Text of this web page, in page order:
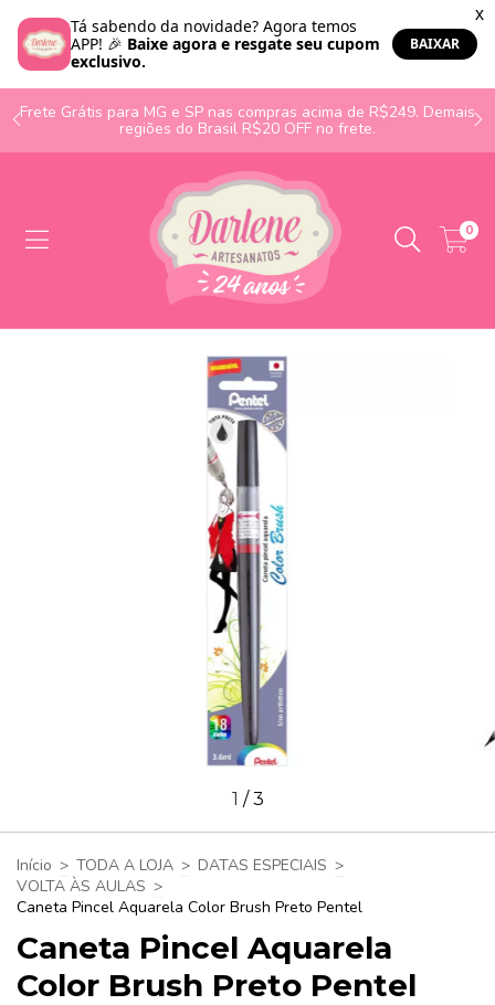
Frete Grátis para MG e SP nas compras acima de R$249. Demais
regiões do Brasil R$20 OFF no frete.
0
1 /3
Início > TODA A LOJA > DATAS ESPECIAIS >
VOLTA ÀS AULAS >
Caneta Pincel Aquarela Color Brush Preto Pentel
Caneta Pincel Aquarela
Color Brush Preto Pentel